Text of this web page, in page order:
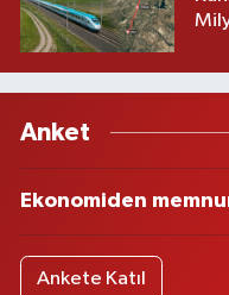
Anket
Ekonomiden
Ankete Katıl